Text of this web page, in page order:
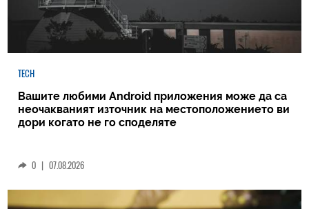
TECH
Вашите любими Android приложения може да са
неочакваният източник на местоположението ви
дори когато не го споделяте
0 | 07.08.2026